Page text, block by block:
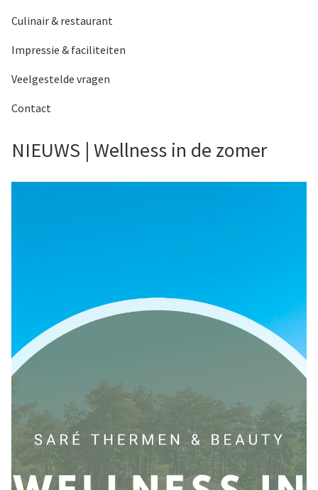
Culinair & restaurant
Impressie & faciliteiten
Veelgestelde vragen
Contact
NIEUWS | Wellness in de zomer